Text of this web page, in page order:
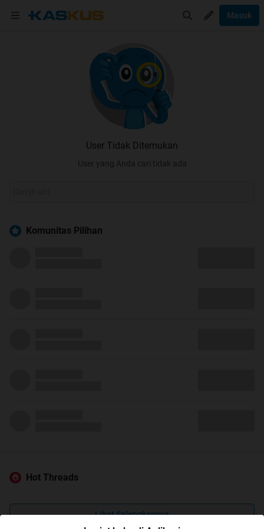
Masuk
User Tidak Ditemukan
User yang Anda cari tidak ada
Komunitas Pilihan
Hot Threads
Lihat Selengkapnya